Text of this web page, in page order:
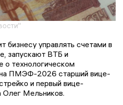
бизнесу управлять счетами в
запускают ВТБ и
о технологическом
на ПМЭФ-2026 старший вице-
и первый вице-
Олег Мельников.